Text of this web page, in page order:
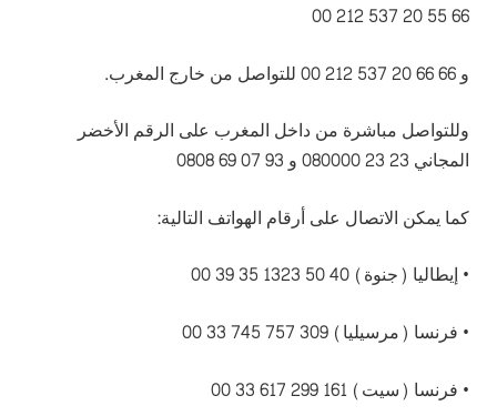
66 55 20 537 212 00
و 66 66 20 537 212 00 للتواصل من خارج المغرب.
وللتواصل مباشرة من داخل المغرب على الرقم الأخضر
المجاني 23 23 080000 و 93 07 69 0808
كما يمكن الاتصال على أرقام الهواتف التالية:
• إيطاليا (جنوة) 40 50 1323 35 39 00
• فرنسا (مرسيليا) 309 757 745 33 00
• فرنسا (سيت) 161 299 617 33 00